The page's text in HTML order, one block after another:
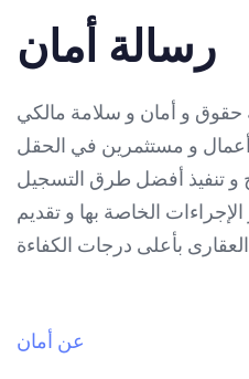
رسالة أمان
حقوق و أمان و سلامة مالكي
و مستثمرين في الحقل
تنفيذ أفضل طرق التسجيل
الخاصة بها و تقديم
بأعلى درجات الكفاءة
عن أمان